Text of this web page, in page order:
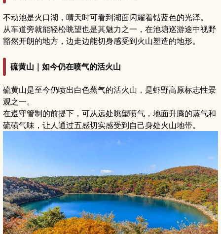
不动池是火口湖，晴天时可看到湖面闪耀着钴蓝色的光泽。
从车道旁就能轻松眺望也是其魅力之一，在池塘巡游途中视野
豁然开朗的地方，边走边能切身感受到火山塑造的地形。
硫黄山｜如今仍在喷气的活火山
硫黄山是至今仍喷出白色蒸气的活火山，是虾野高原标志性景
观之一。
在遵守管制的前提下，可从远处眺望喷气，地面升腾的蒸气和
硫磺气味，让人通过五感切实感受到自己身处火山地带。